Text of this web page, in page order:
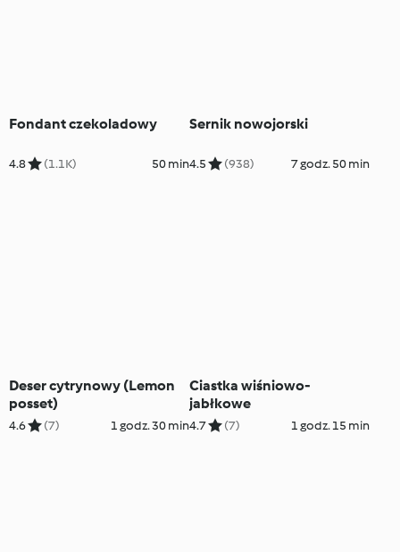
Fondant czekoladowy
4.8 (1.1K) 50 min
Sernik nowojorski
4.5 (938) 7 godz. 50 min
Deser cytrynowy (Lemon
posset)
4.6 (7) 1 godz. 30 min
Ciastka wiśniowo-
jabłkowe
4.7 (7) 1 godz. 15 min